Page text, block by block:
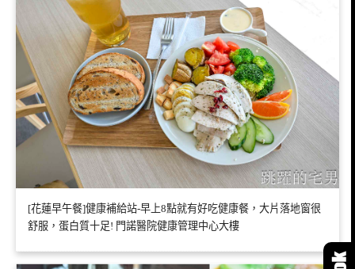
[花蓮早午餐]健康補給站-早上8點就有好吃健康餐，大片落地窗很
舒服，蛋白質十足! 門諾醫院健康管理中心大樓